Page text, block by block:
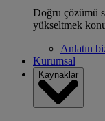
Doğru çözümü
yükseltmek
Anlatın
Kurumsal
Kaynaklar